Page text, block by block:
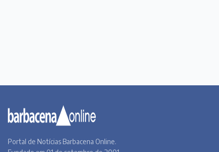
Portal de Notícias Barbacena Online.